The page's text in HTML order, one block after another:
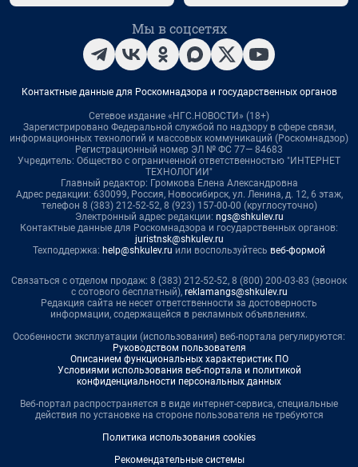
Мы в соцсетях
Контактные данные для Роскомнадзора и государственных органов
Сетевое издание «НГС.НОВОСТИ» (18+)
Зарегистрировано Федеральной службой по надзору в сфере связи,
информационных технологий и массовых коммуникаций (Роскомнадзор)
Регистрационный номер ЭЛ № ФС 77— 84683
Учредитель: Общество с ограниченной ответственностью "ИНТЕРНЕТ
ТЕХНОЛОГИИ"
Главный редактор: Громкова Елена Александровна
Адрес редакции: 630099, Россия, Новосибирск, ул. Ленина, д. 12, 6 этаж,
телефон 8 (383) 212-52-52, 8 (923) 157-00-00 (круглосуточно)
Электронный адрес редакции: ngs@shkulev.ru
Контактные данные для Роскомнадзора и государственных органов:
juristnsk@shkulev.ru
Техподдержка: help@shkulev.ru или воспользуйтесь веб-формой
Связаться с отделом продаж: 8 (383) 212-52-52, 8 (800) 200-03-83 (звонок
с сотового бесплатный), reklamangs@shkulev.ru
Редакция сайта не несет ответственности за достоверность
информации, содержащейся в рекламных объявлениях.
Особенности эксплуатации (использования) веб-портала регулируются:
Руководством пользователя
Описанием функциональных характеристик ПО
Условиями использования веб-портала и политикой
конфиденциальности персональных данных
Веб-портал распространяется в виде интернет-сервиса, специальные
действия по установке на стороне пользователя не требуются
Политика использования cookies
Рекомендательные системы